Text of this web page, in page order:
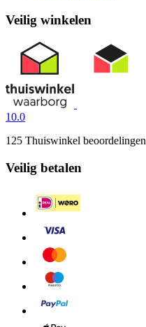
Veilig winkelen
10.0
125 Thuiswinkel beoordelingen
Veilig betalen